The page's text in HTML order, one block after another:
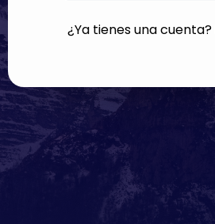
¿Ya tienes una cuenta?